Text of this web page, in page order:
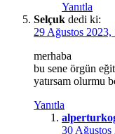
Yanıtla
Selçuk dedi ki:
29 Ağustos 2023,
merhaba
bu sene örgün
yatırsam olurmu
Yanıtla
30 Ağustos